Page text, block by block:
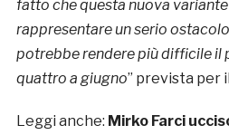
fatto che questa nuova
rappresentare un serio
potrebbe rendere più difficile il
quattro a giugno” prevista per
Leggi anche: Mirko Farci